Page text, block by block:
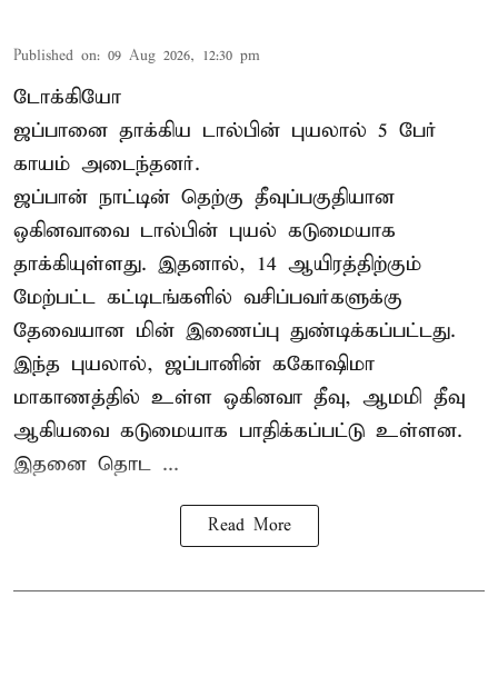
Published on: 09 Aug 2026, 12:30 pm
டோக்கியோ
ஜப்பானை தாக்கிய டால்பின் புயலால் 5 பேர்
காயம் அடைந்தனர்.
ஜப்பான் நாட்டின் தெற்கு தீவுப்பகுதியான
ஒகினவாவை டால்பின் புயல் கடுமையாக
தாக்கியுள்ளது. இதனால், 14 ஆயிரத்திற்கும்
மேற்பட்ட கட்டிடங்களில் வசிப்பவர்களுக்கு
தேவையான மின் இணைப்பு துண்டிக்கப்பட்டது.
இந்த புயலால், ஜப்பானின் ககோஷிமா
மாகாணத்தில் உள்ள ஒகினவா தீவு, ஆமமி தீவு
ஆகியவை கடுமையாக பாதிக்கப்பட்டு உள்ளன.
இதனை தொட ...
Read More